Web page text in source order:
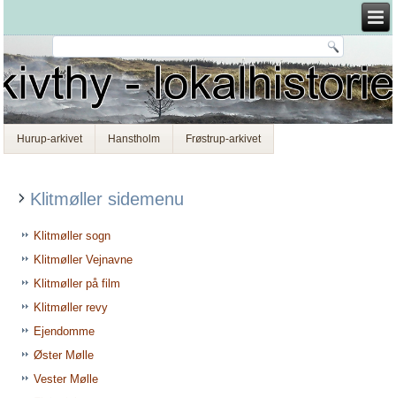
Hurup-arkivet Hanstholm Frøstrup-arkivet
Klitmøller sidemenu
Klitmøller sogn
Klitmøller Vejnavne
Klitmøller på film
Klitmøller revy
Ejendomme
Øster Mølle
Vester Mølle